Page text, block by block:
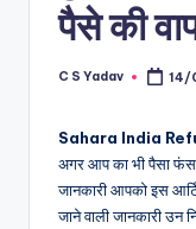
पैसे की
Posted
C S Yadav 14/
Sahara India
अगर आप का भी पैसा
जानकारी आपको इस
जाने वाली जानकारी उन